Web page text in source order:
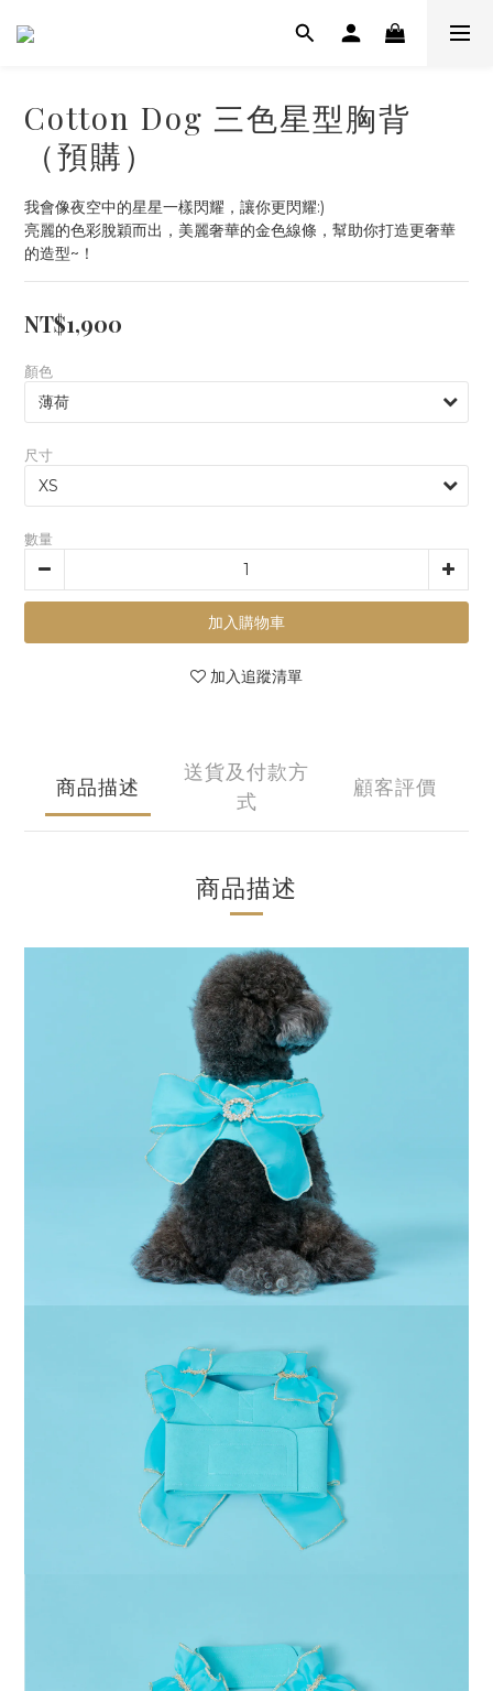
Cotton Dog 三色星型胸背
（預購）
我會像夜空中的星星一樣閃耀，讓你更閃耀:)
亮麗的色彩脫穎而出，美麗奢華的金色線條，幫助你打造更奢華
的造型~！
NT$1,900
顏色
尺寸
數量
加入購物車
加入追蹤清單
商品描述
送貨及付款方
式
顧客評價
商品描述